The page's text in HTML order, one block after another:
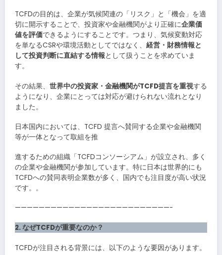
TCFDの目的は、企業が気候関連の「リスク」と「機会」を適
切に開示することで、投資家や金融機関がより正確に企業価
値を評価できるようにすることです。つまり、気候変動対応
を単なるCSRや環境活動としてではなく、 経営・財務情報と
して投資判断に直結する情報として扱うことを求めていま
す。
その結果、 世界中の投資家・金融機関がTCFD提言を重視する
ようになり、企業にとっては対応が避けられない流れとなり
ました。
日本国内においては、TCFD 提言へ賛同する企業や金融機関
等が一体となって取組を推
進するための組織「TCFDコンソーシアム」が設立され、多く
の企業や金融機関が参加しています。特に日本は世界的にも
TCFDへの賛同表明企業数が多く、国内でも注目度が高い状況
です。。
——————————————————————————-
2. なぜTCFDが重要なのか？
TCFDが注目される背景には、以下のような要因があります。